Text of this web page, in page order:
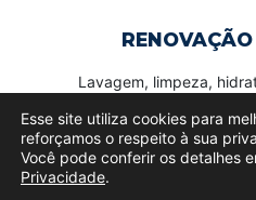
Lavagem, limpeza,
Esse site utiliza cookies para
reforçamos o respeito à sua
Você pode conferir os detalhes
Privacidade.